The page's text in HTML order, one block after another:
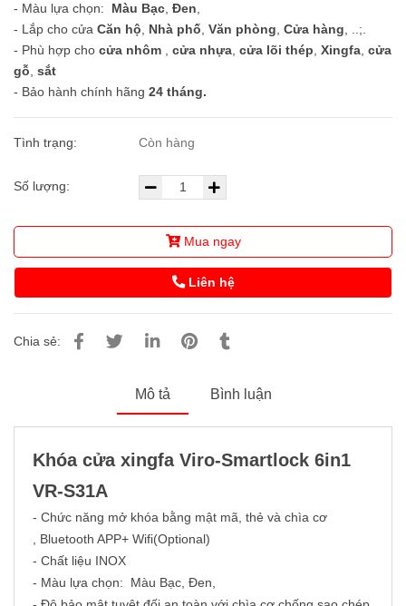
- Màu lựa chọn: Màu Bạc, Đen,
- Lắp cho cửa Căn hộ, Nhà phố, Văn phòng, Cửa hàng, ..;.
- Phù hợp cho cửa nhôm , cửa nhựa, cửa lõi thép, Xingfa, cửa
gỗ, sắt
- Bảo hành chính hãng 24 tháng.
Tình trạng: Còn hàng
Số lượng:
Mua ngay
Liên hệ
Chia sẻ:
Mô tả Bình luận
Khóa cửa xingfa Viro-Smartlock 6in1
VR-S31A
- Chức năng mở khóa bằng mật mã, thẻ và chìa cơ
, Bluetooth APP+ Wifi(Optional)
- Chất liệu INOX
- Màu lựa chọn: Màu Bạc, Đen,